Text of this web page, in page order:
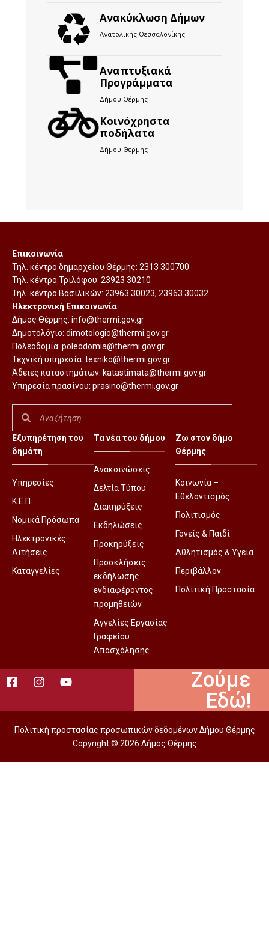
Ανακύκλωση Δήμων
Ανατολικής Θεσσαλονίκης
Αναπτυξιακά
Προγράμματα
Δήμου Θέρμης
Kοινόχρηστα
ποδήλατα
Δήμου Θέρμης
Επικοινωνία
Τηλ. κέντρο δημαρχείου Θέρμης: 2313 300700
Τηλ. κέντρο Τριλόφου: 23923 30210
Τηλ. κέντρο Βασιλικών: 23963 30023, 23963 30032
Ηλεκτρονική Επικοινωνία
Δήμος Θέρμης: info@thermi.gov.gr
Δημοτολόγιο: dimotologio@thermi.gov.gr
Πολεοδομία: poleodomia@thermi.gov.gr
Τεχνική υπηρεσία: texniko@thermi.gov.gr
Άδειες καταστημάτων: katastimata@thermi.gov.gr
Υπηρεσία πρασίνου: prasino@thermi.gov.gr
Εξυπηρέτηση του
δημότη
Υπηρεσίες
Κ.Ε.Π.
Νομικά Πρόσωπα
Ηλεκτρονικές
Αιτήσεις
Καταγγελίες
Τα νέα του δήμου
Ανακοινώσεις
Δελτία Τύπου
Διακηρύξεις
Εκδηλώσεις
Προκηρύξεις
Προσκλήσεις
εκδήλωσης
ενδιαφέροντος
προμηθειών
Αγγελίες Εργασίας
Γραφείου
Απασχόλησης
Ζω στον δήμο
Θέρμης
Κοινωνία –
Εθελοντισμός
Πολιτισμός
Γονείς & Παιδί
Αθλητισμός & Υγεία
Περιβάλλον
Πολιτική Προστασία
Ζούμε
Εδώ!
Πολιτική προστασίας προσωπικών δεδομένων Δήμου Θέρμης
Copyright © 2026 Δήμος Θέρμης